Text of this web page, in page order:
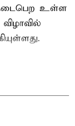
நடைபெற உள்ள